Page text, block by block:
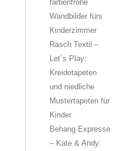
farbenfrohe
Wandbilder fürs
Kinderzimmer
Rasch Textil –
Let´s Play:
Kreidetapeten
und niedliche
Mustertapeten für
Kinder
Behang Expresse
– Kate & Andy: